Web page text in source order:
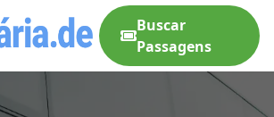
Buscar
Passagens